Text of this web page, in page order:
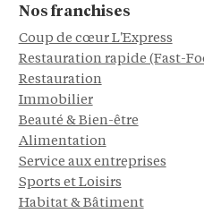
Nos franchises
Coup de cœur L'Express
Restauration rapide (Fast-
Restauration
Immobilier
Beauté & Bien-être
Alimentation
Service aux entreprises
Sports et Loisirs
Habitat & Bâtiment